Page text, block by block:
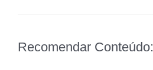
Recomendar Conteúdo: